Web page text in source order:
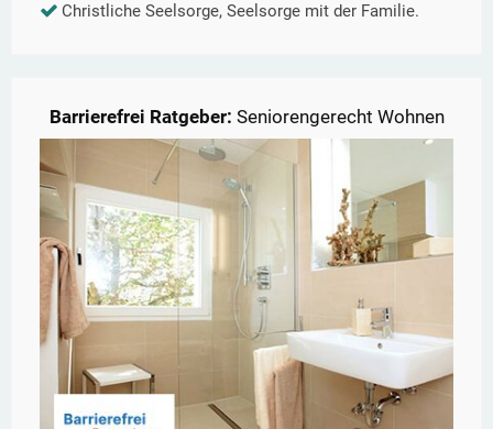
Christliche Seelsorge, Seelsorge mit der Familie.
Barrierefrei Ratgeber: Seniorengerecht Wohnen